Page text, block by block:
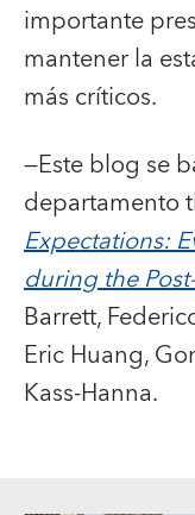
importante
mantener la
más críticos.
—Este blog se
departamento
Expectations:
during the
Barrett,
Eric Huang,
Kass-Hanna.